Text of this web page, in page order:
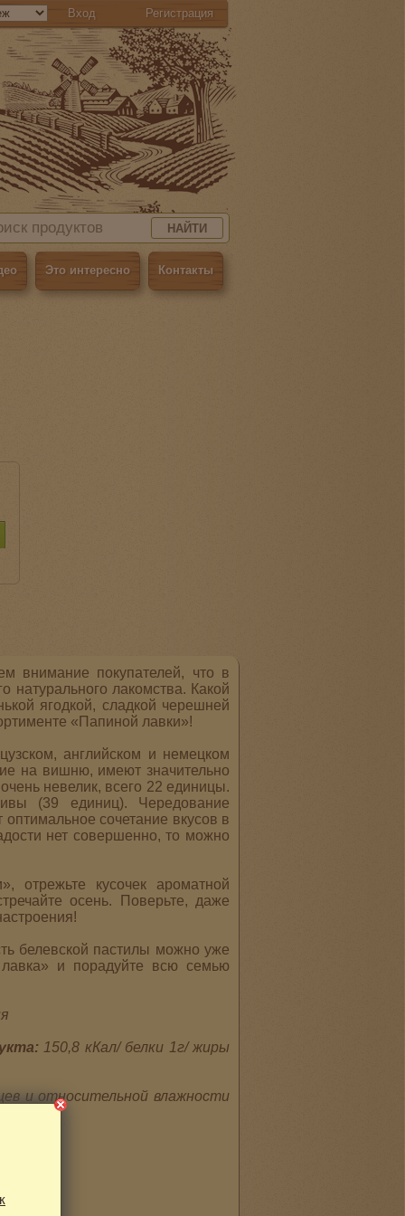
Это интересно Контакты
Вход Регистрация
НАЙТИ
внимание покупателей, что в
натурального лакомства. Какой
ягодкой, сладкой черешней
«Папиной лавки»!
английском и немецком
на вишню, имеют значительно
невелик, всего 22 единицы.
(39 единиц). Чередование
сочетание вкусов в
нет совершенно, то можно
отрежьте кусочек ароматной
осень. Поверьте, даже
белевской пастилы можно уже
лавка» и порадуйте всю семью
150,8 кКал/ белки 1г/ жиры
и относительной влажности